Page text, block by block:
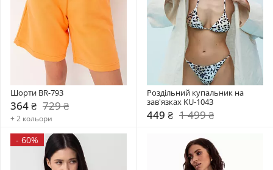
Шорти BR-793
364 ₴ 729 ₴
+ 2 кольори
Роздільний купальник на
зав'язках KU-1043
449 ₴ 1 499 ₴
- 60%